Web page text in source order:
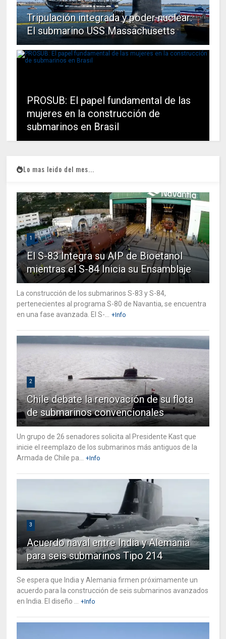
Tripulación integrada y poder nuclear:
El submarino USS Massachusetts
PROSUB: El papel fundamental de las
mujeres en la construcción de
submarinos en Brasil
Lo mas leido del mes...
1
El S-83 Integra su AIP de Bioetanol
mientras el S-84 Inicia su Ensamblaje
La construcción de los submarinos S-83 y S-84,
pertenecientes al programa S-80 de Navantia, se encuentra
en una fase avanzada. El S-... +Info
2
Chile debate la renovación de su flota
de submarinos convencionales
Un grupo de 26 senadores solicita al Presidente Kast que
inicie el reemplazo de los submarinos más antiguos de la
Armada de Chile pa... +Info
3
Acuerdo naval entre India y Alemania
para seis submarinos Tipo 214
Se espera que India y Alemania firmen próximamente un
acuerdo para la construcción de seis submarinos avanzados
en India. El diseño ... +Info